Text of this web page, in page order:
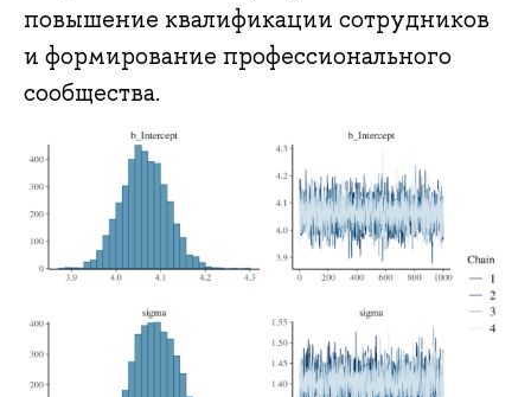
повышение квалификации сотрудников
и формирование профессионального
сообщества.